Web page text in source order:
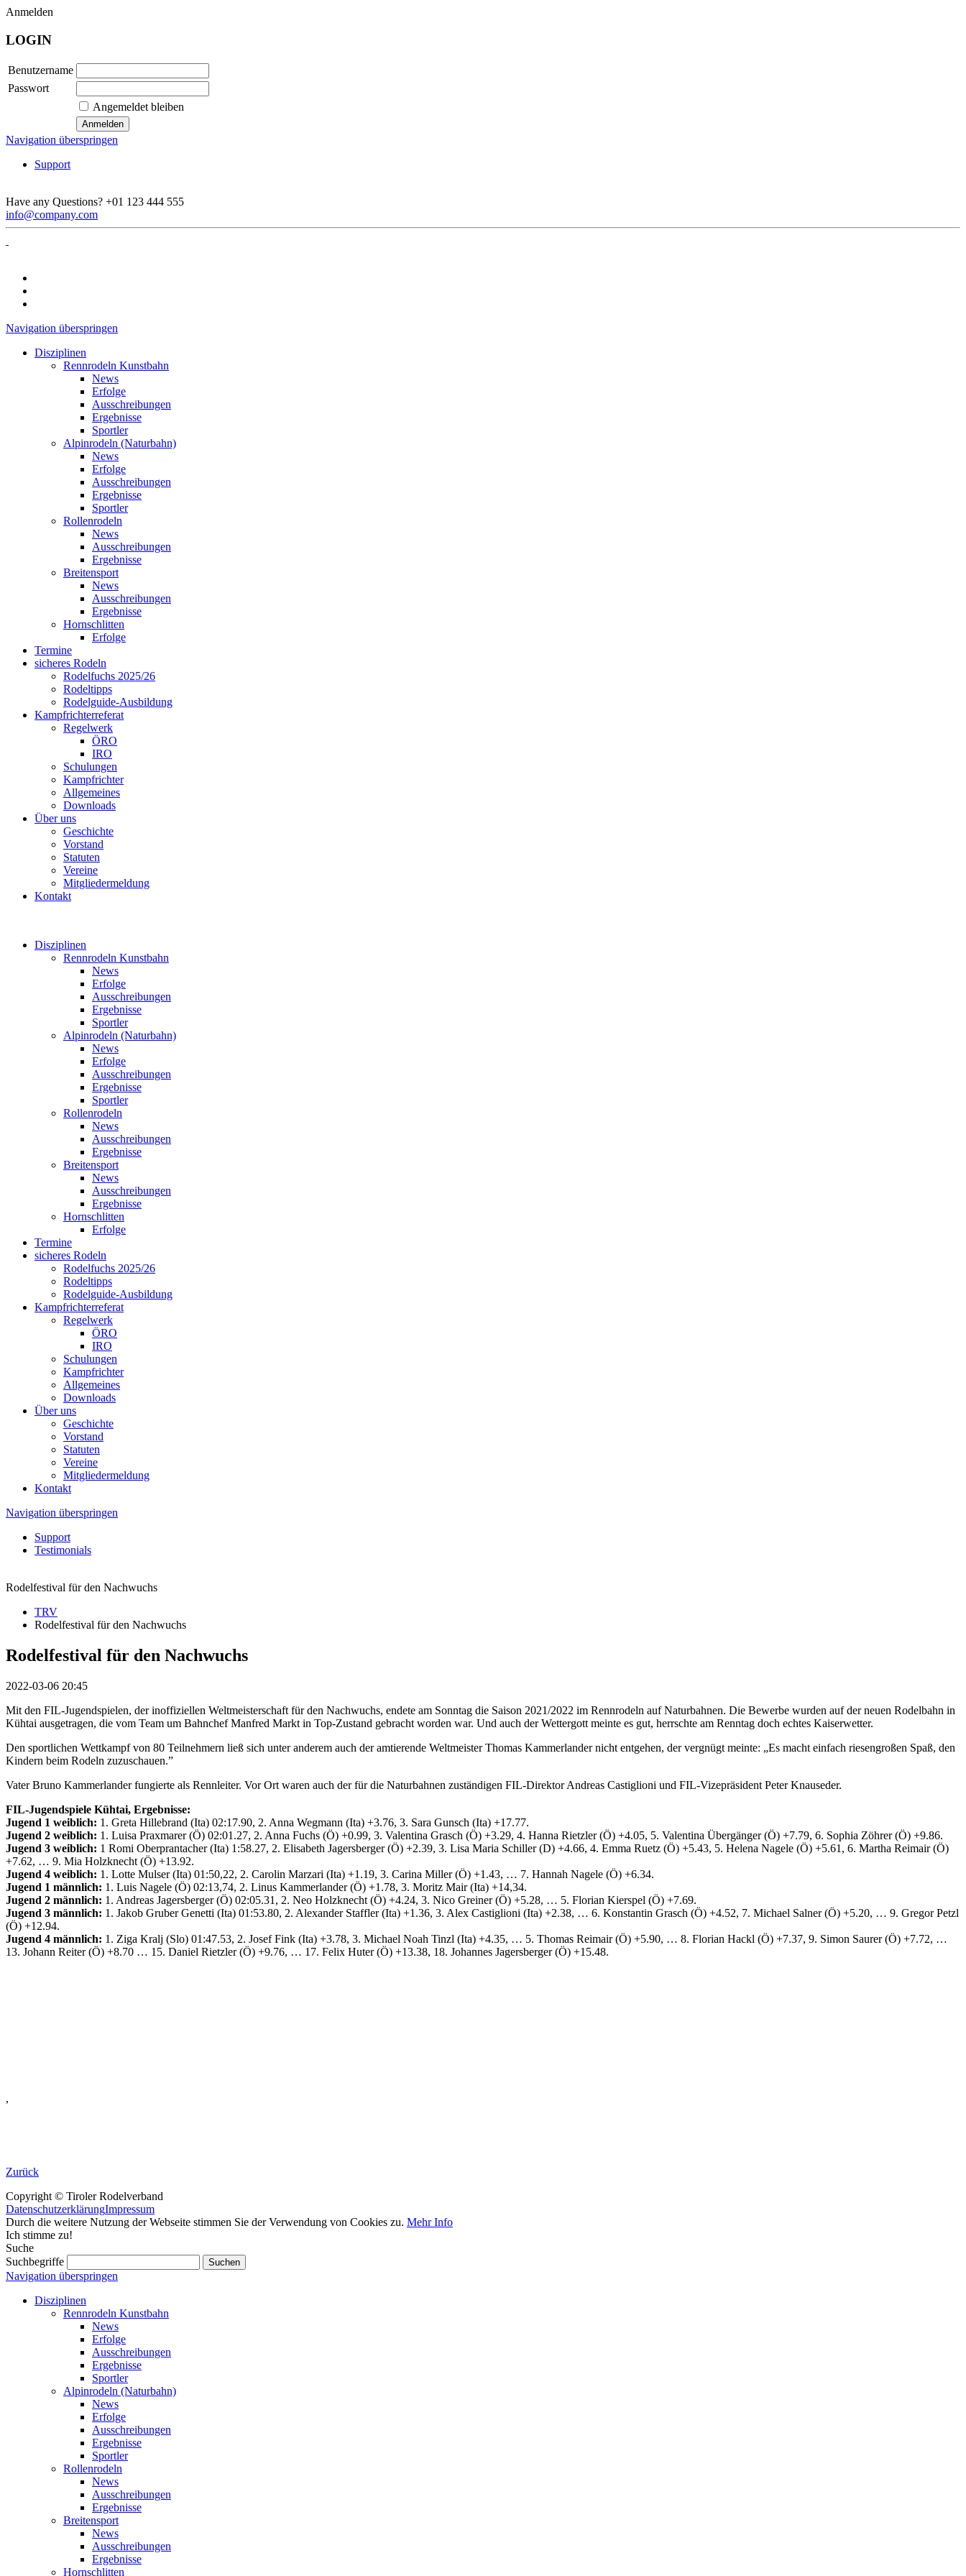
Anmelden
LOGIN
Benutzername
Passwort
Angemeldet bleiben
Navigation überspringen
Support
Have any Questions? +01 123 444 555
info@company.com
Navigation überspringen
Disziplinen
Rennrodeln Kunstbahn
News
Erfolge
Ausschreibungen
Ergebnisse
Sportler
Alpinrodeln (Naturbahn)
News
Erfolge
Ausschreibungen
Ergebnisse
Sportler
Rollenrodeln
News
Ausschreibungen
Ergebnisse
Breitensport
News
Ausschreibungen
Ergebnisse
Hornschlitten
Erfolge
Termine
sicheres Rodeln
Rodelfuchs 2025/26
Rodeltipps
Rodelguide-Ausbildung
Kampfrichterreferat
Regelwerk
ÖRO
IRO
Schulungen
Kampfrichter
Allgemeines
Downloads
Über uns
Geschichte
Vorstand
Statuten
Vereine
Mitgliedermeldung
Kontakt
Disziplinen
Rennrodeln Kunstbahn
News
Erfolge
Ausschreibungen
Ergebnisse
Sportler
Alpinrodeln (Naturbahn)
News
Erfolge
Ausschreibungen
Ergebnisse
Sportler
Rollenrodeln
News
Ausschreibungen
Ergebnisse
Breitensport
News
Ausschreibungen
Ergebnisse
Hornschlitten
Erfolge
Termine
sicheres Rodeln
Rodelfuchs 2025/26
Rodeltipps
Rodelguide-Ausbildung
Kampfrichterreferat
Regelwerk
ÖRO
IRO
Schulungen
Kampfrichter
Allgemeines
Downloads
Über uns
Geschichte
Vorstand
Statuten
Vereine
Mitgliedermeldung
Kontakt
Navigation überspringen
Support
Testimonials
Rodelfestival für den Nachwuchs
TRV
Rodelfestival für den Nachwuchs
Rodelfestival für den Nachwuchs
2022-03-06 20:45
Mit den FIL-Jugendspielen, der inoffiziellen Weltmeisterschaft für den Nachwuchs, endete am Sonntag die Saison 2021/2022 im Rennrodeln auf Naturbahnen. Die Bewerbe wurden auf der neuen Rodelbahn in
Kühtai ausgetragen, die vom Team um Bahnchef Manfred Markt in Top-Zustand gebracht worden war. Und auch der Wettergott meinte es gut, herrschte am Renntag doch echtes Kaiserwetter.
Den sportlichen Wettkampf von 80 Teilnehmern ließ sich unter anderem auch der amtierende Weltmeister Thomas Kammerlander nicht entgehen, der vergnügt meinte: „Es macht einfach riesengroßen Spaß, den
Kindern beim Rodeln zuzuschauen.”
Vater Bruno Kammerlander fungierte als Rennleiter. Vor Ort waren auch der für die Naturbahnen zuständigen FIL-Direktor Andreas Castiglioni und FIL-Vizepräsident Peter Knauseder.
FIL-Jugendspiele Kühtai, Ergebnisse:
Jugend 1 weiblich: 1. Greta Hillebrand (Ita) 02:17.90, 2. Anna Wegmann (Ita) +3.76, 3. Sara Gunsch (Ita) +17.77.
Jugend 2 weiblich: 1. Luisa Praxmarer (Ö) 02:01.27, 2. Anna Fuchs (Ö) +0.99, 3. Valentina Grasch (Ö) +3.29, 4. Hanna Rietzler (Ö) +4.05, 5. Valentina Übergänger (Ö) +7.79, 6. Sophia Zöhrer (Ö) +9.86.
Jugend 3 weiblich: 1 Romi Oberprantacher (Ita) 1:58.27, 2. Elisabeth Jagersberger (Ö) +2.39, 3. Lisa Maria Schiller (D) +4.66, 4. Emma Ruetz (Ö) +5.43, 5. Helena Nagele (Ö) +5.61, 6. Martha Reimair (Ö)
+7.62, … 9. Mia Holzknecht (Ö) +13.92.
Jugend 4 weiblich: 1. Lotte Mulser (Ita) 01:50,22, 2. Carolin Marzari (Ita) +1.19, 3. Carina Miller (Ö) +1.43, … 7. Hannah Nagele (Ö) +6.34.
Jugend 1 männlich: 1. Luis Nagele (Ö) 02:13,74, 2. Linus Kammerlander (Ö) +1.78, 3. Moritz Mair (Ita) +14,34.
Jugend 2 männlich: 1. Andreas Jagersberger (Ö) 02:05.31, 2. Neo Holzknecht (Ö) +4.24, 3. Nico Greiner (Ö) +5.28, … 5. Florian Kierspel (Ö) +7.69.
Jugend 3 männlich: 1. Jakob Gruber Genetti (Ita) 01:53.80, 2. Alexander Staffler (Ita) +1.36, 3. Alex Castiglioni (Ita) +2.38, … 6. Konstantin Grasch (Ö) +4.52, 7. Michael Salner (Ö) +5.20, … 9. Gregor Petzl
(Ö) +12.94.
Jugend 4 männlich: 1. Ziga Kralj (Slo) 01:47.53, 2. Josef Fink (Ita) +3.78, 3. Michael Noah Tinzl (Ita) +4.35, … 5. Thomas Reimair (Ö) +5.90, … 8. Florian Hackl (Ö) +7.37, 9. Simon Saurer (Ö) +7.72, …
13. Johann Reiter (Ö) +8.70 … 15. Daniel Rietzler (Ö) +9.76, … 17. Felix Huter (Ö) +13.38, 18. Johannes Jagersberger (Ö) +15.48.
,
Zurück
Copyright © Tiroler Rodelverband
DatenschutzerklärungImpressum
Durch die weitere Nutzung der Webseite stimmen Sie der Verwendung von Cookies zu. Mehr Info
Ich stimme zu!
Suche
Suchbegriffe
Navigation überspringen
Disziplinen
Rennrodeln Kunstbahn
News
Erfolge
Ausschreibungen
Ergebnisse
Sportler
Alpinrodeln (Naturbahn)
News
Erfolge
Ausschreibungen
Ergebnisse
Sportler
Rollenrodeln
News
Ausschreibungen
Ergebnisse
Breitensport
News
Ausschreibungen
Ergebnisse
Hornschlitten